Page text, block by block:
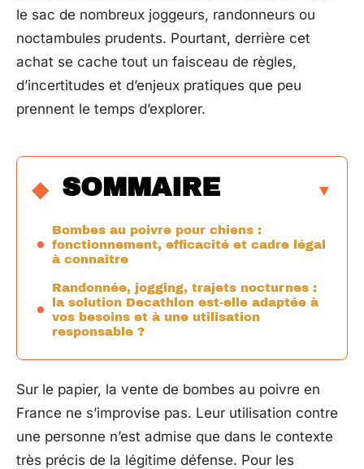
le sac de nombreux joggeurs, randonneurs ou
noctambules prudents. Pourtant, derrière cet
achat se cache tout un faisceau de règles,
d’incertitudes et d’enjeux pratiques que peu
prennent le temps d’explorer.
SOMMAIRE
Bombes au poivre pour chiens :
fonctionnement, efficacité et cadre légal
à connaître
Randonnée, jogging, trajets nocturnes :
la solution Decathlon est-elle adaptée à
vos besoins et à une utilisation
responsable ?
Sur le papier, la vente de bombes au poivre en
France ne s’improvise pas. Leur utilisation contre
une personne n’est admise que dans le contexte
très précis de la légitime défense. Pour les